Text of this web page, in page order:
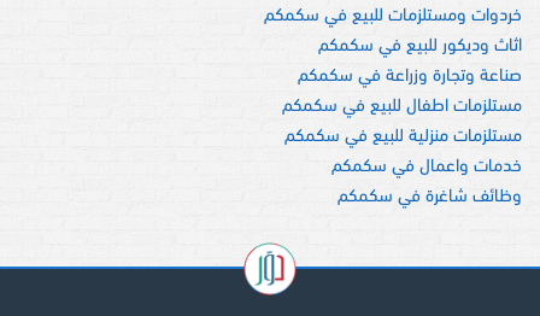
خردوات ومستلزمات للبيع في سكمكم
اثاث وديكور للبيع في سكمكم
صناعة وتجارة وزراعة في سكمكم
مستلزمات اطفال للبيع في سكمكم
مستلزمات منزلية للبيع في سكمكم
خدمات واعمال في سكمكم
وظائف شاغرة في سكمكم